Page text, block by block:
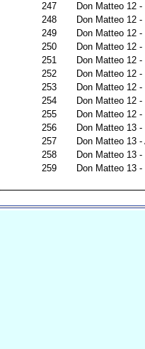
247
Don Matteo 12
248
Don Matteo 12
249
Don Matteo 12
250
Don Matteo 12
251
Don Matteo 12
252
Don Matteo 12 -
253
Don Matteo 12
254
Don Matteo 12
255
Don Matteo 12
256
Don Matteo 13
257
Don Matteo 13
258
Don Matteo 13
259
Don Matteo 13